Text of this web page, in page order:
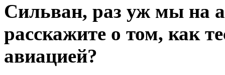
Сильван, раз уж мы на
расскажите о том, как
авиацией?